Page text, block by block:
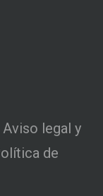
Aviso legal y
de